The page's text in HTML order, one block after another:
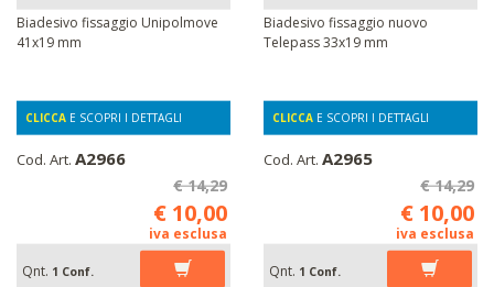
Biadesivo fissaggio Unipolmove
41x19 mm
CLICCA E SCOPRI I DETTAGLI
Cod. Art. A2966
€ 14,29
€ 10,00
iva esclusa
Qnt. 1 Conf.
Biadesivo fissaggio nuovo
Telepass 33x19 mm
CLICCA E SCOPRI I DETTAGLI
Cod. Art. A2965
€ 14,29
€ 10,00
iva esclusa
Qnt. 1 Conf.